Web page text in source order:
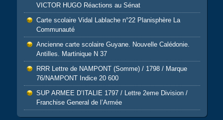
VICTOR HUGO Réactions au Sénat
Carte scolaire Vidal Lablache n°22 Planisphère La
Communauté
Ancienne carte scolaire Guyane. Nouvelle Calédonie.
Antilles. Martinique N 37
RRR Lettre de NAMPONT (Somme) / 1798 / Marque
76/NAMPONT Indice 20 600
SUP ARMEE D’ITALIE 1797 / Lettre 2eme Division /
Franchise General de l’Armée